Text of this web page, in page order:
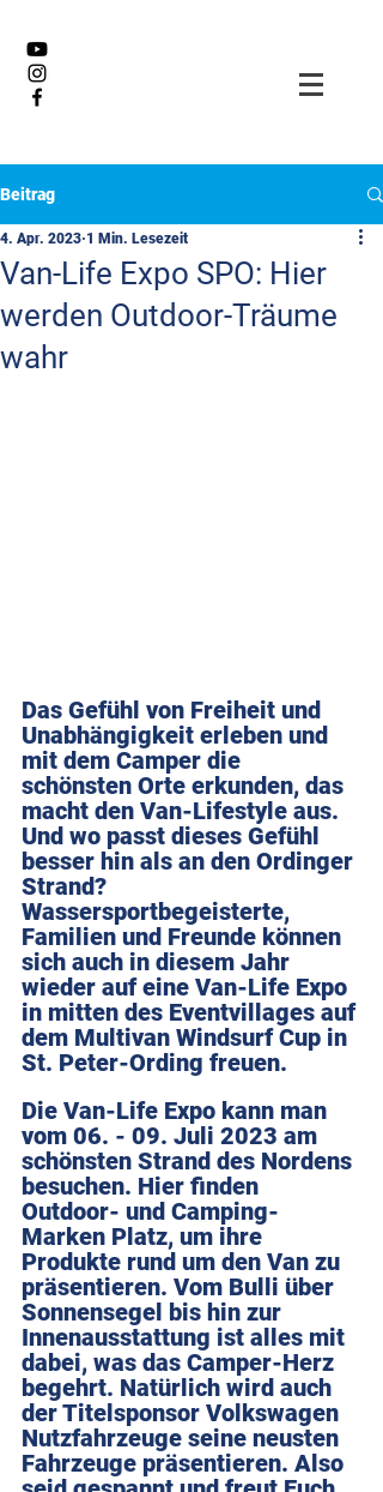
Beitrag
Van-Life Expo SPO: Hier
werden Outdoor-Träume
wahr
4. Apr. 2023 1 Min. Lesezeit
Das Gefühl von Freiheit und
Unabhängigkeit erleben und
mit dem Camper die
schönsten Orte erkunden, das
macht den Van-Lifestyle aus.
Und wo passt dieses Gefühl
besser hin als an den Ordinger
Strand?
Wassersportbegeisterte,
Familien und Freunde können
sich auch in diesem Jahr
wieder auf eine Van-Life Expo
in mitten des Eventvillages auf
dem Multivan Windsurf Cup in
St. Peter-Ording freuen.
Die Van-Life Expo kann man
vom 06. - 09. Juli 2023 am
schönsten Strand des Nordens
besuchen. Hier finden
Outdoor- und Camping-
Marken Platz, um ihre
Produkte rund um den Van zu
präsentieren. Vom Bulli über
Sonnensegel bis hin zur
Innenausstattung ist alles mit
dabei, was das Camper-Herz
begehrt. Natürlich wird auch
der Titelsponsor Volkswagen
Nutzfahrzeuge seine neusten
Fahrzeuge präsentieren. Also